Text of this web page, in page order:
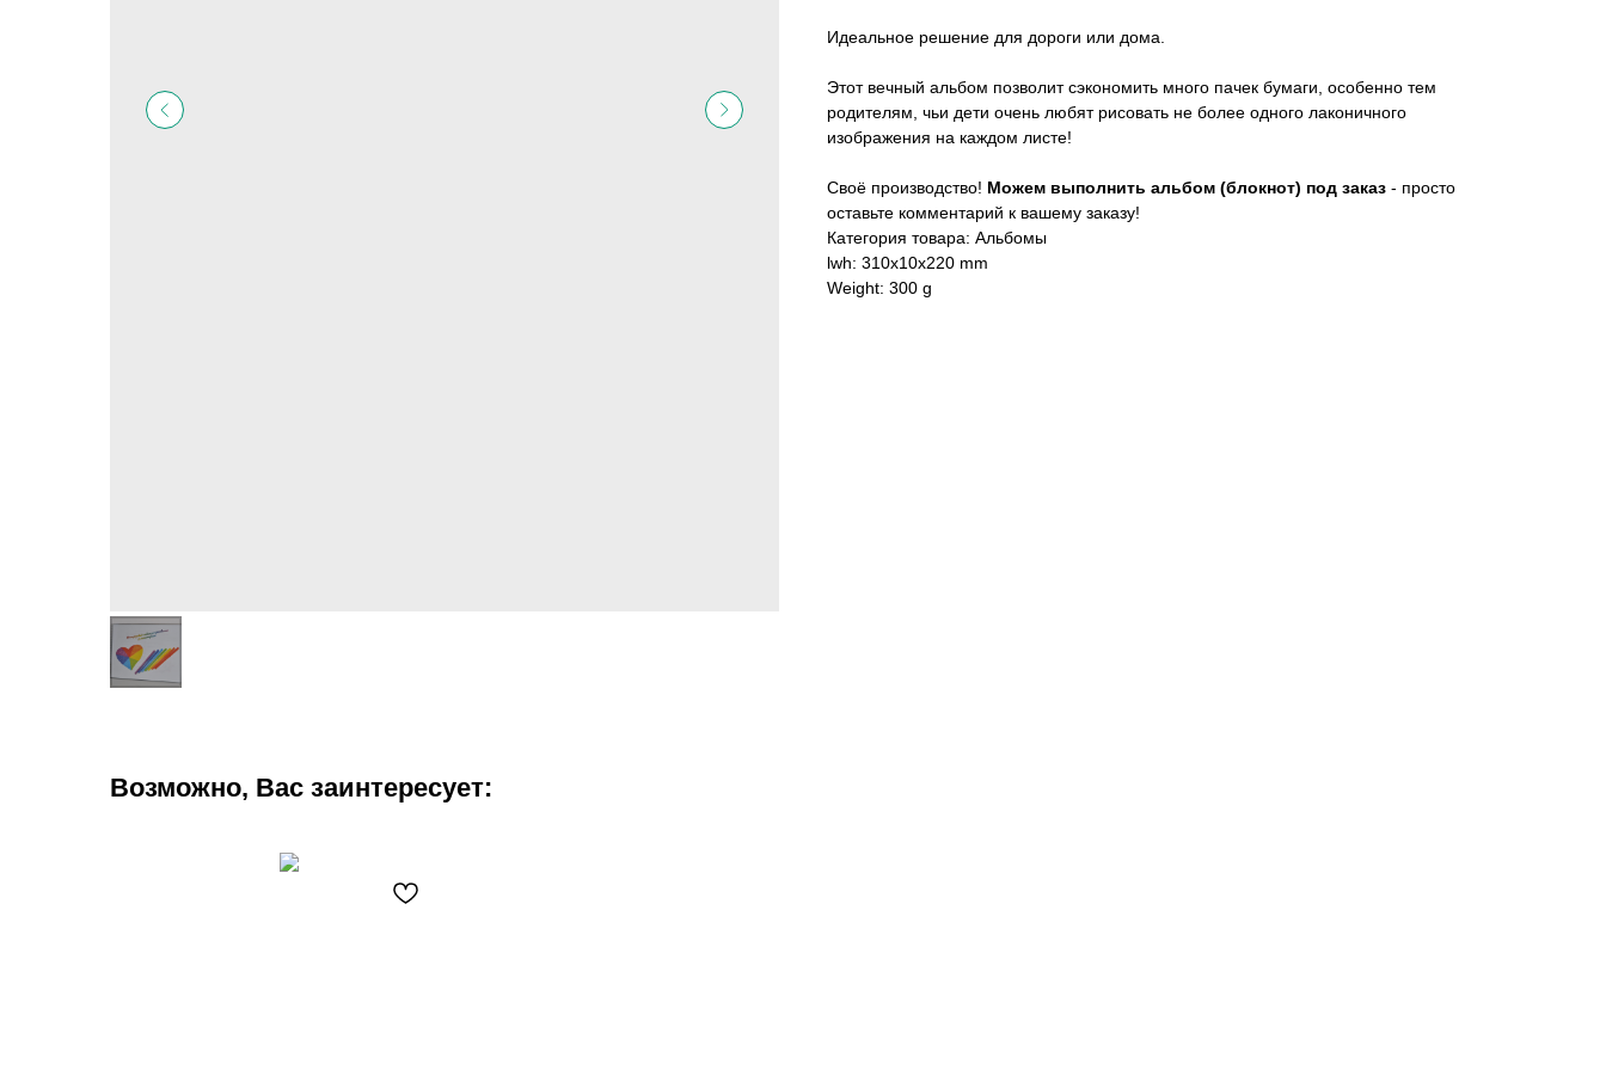
Идеальное решение для дороги или дома.
Этот вечный альбом позволит сэкономить много пачек бумаги, особенно тем
родителям, чьи дети очень любят рисовать не более одного лаконичного
изображения на каждом листе!
Своё производство! Можем выполнить альбом (блокнот) под заказ - просто
оставьте комментарий к вашему заказу!
Категория товара: Альбомы
lwh: 310x10x220 mm
Weight: 300 g
Возможно, Вас заинтересует: